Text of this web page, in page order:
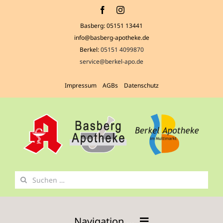
Basberg:05151 13441
info@basberg-apotheke.de
Berkel:05151 4099870
service@berkel-apo.de
Impressum AGBs Datenschutz
Suche
nach: